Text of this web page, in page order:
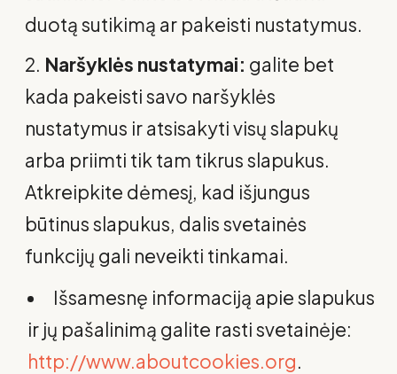
duotą sutikimą ar pakeisti nustatymus.
Naršyklės nustatymai: galite bet
kada pakeisti savo naršyklės
nustatymus ir atsisakyti visų slapukų
arba priimti tik tam tikrus slapukus.
Atkreipkite dėmesį, kad išjungus
būtinus slapukus, dalis svetainės
funkcijų gali neveikti tinkamai.
Išsamesnę informaciją apie slapukus
ir jų pašalinimą galite rasti svetainėje:
http://www.aboutcookies.org.